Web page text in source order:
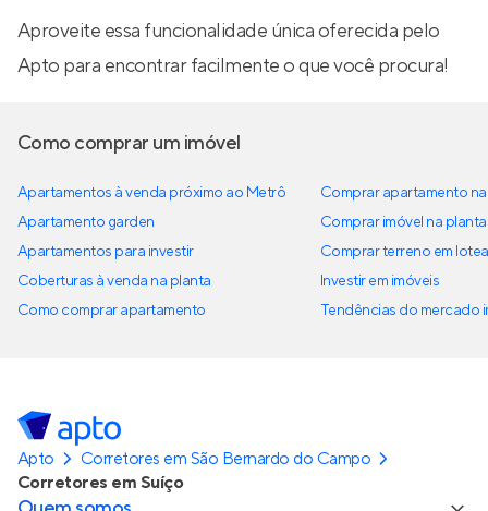
Aproveite essa funcionalidade única oferecida pelo
Apto para encontrar facilmente o que você procura!
Como comprar um imóvel
Apartamentos à venda próximo ao Metrô
Apartamento garden
Apartamentos para investir
Coberturas à venda na planta
Como comprar apartamento
Comprar apartamento
Comprar imóvel na planta
Comprar terreno em
Investir em imóveis
Tendências do mercado
Apto
Corretores em São Bernardo do Campo
Corretores em Suíço